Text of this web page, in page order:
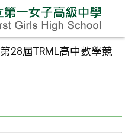
第28屆TRML高中數學競